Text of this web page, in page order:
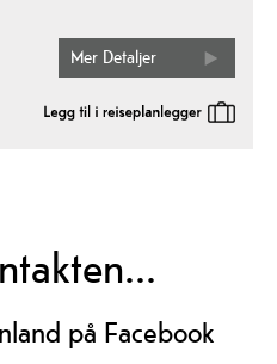
Mer Detaljer
på Facebook